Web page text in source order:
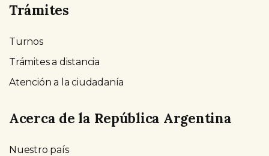
Trámites
Turnos
Trámites a distancia
Atención a la ciudadanía
Acerca de la República Argentina
Nuestro país